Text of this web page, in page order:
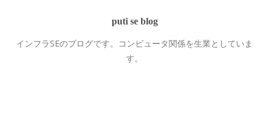
puti se blog
インフラSEのブログです。コンピュータ関係を生業としていま
す。